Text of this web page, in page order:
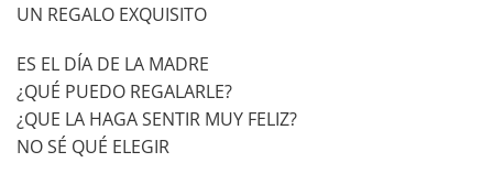
UN REGALO EXQUISITO
ES EL DÍA DE LA MADRE
¿QUÉ PUEDO REGALARLE?
¿QUE LA HAGA SENTIR MUY FELIZ?
NO SÉ QUÉ ELEGIR